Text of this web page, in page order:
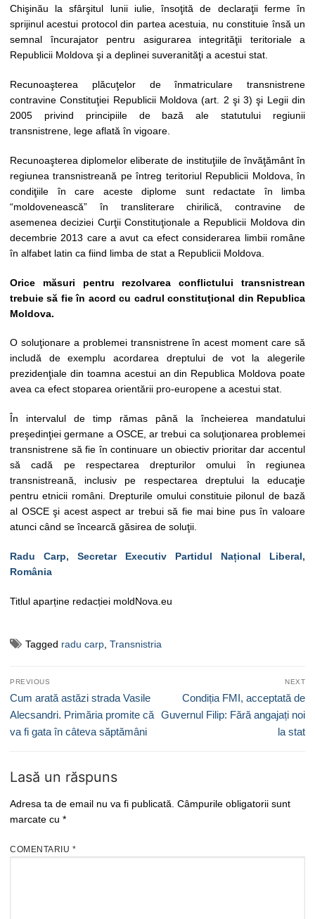
Chişinău la sfârşitul lunii iulie, însoţită de declaraţii ferme în
sprijinul acestui protocol din partea acestuia, nu constituie însă un
semnal încurajator pentru asigurarea integrităţii teritoriale a
Republicii Moldova şi a deplinei suveranităţi a acestui stat.
Recunoaşterea plăcuţelor de înmatriculare transnistrene
contravine Constituţiei Republicii Moldova (art. 2 şi 3) şi Legii din
2005 privind principiile de bază ale statutului regiunii
transnistrene, lege aflată în vigoare.
Recunoaşterea diplomelor eliberate de instituţiile de învăţământ în
regiunea transnistreană pe întreg teritoriul Republicii Moldova, în
condiţiile în care aceste diplome sunt redactate în limba
“moldovenească” în transliterare chirilică, contravine de
asemenea deciziei Curţii Constituţionale a Republicii Moldova din
decembrie 2013 care a avut ca efect considerarea limbii române
în alfabet latin ca fiind limba de stat a Republicii Moldova.
Orice măsuri pentru rezolvarea conflictului transnistrean
trebuie să fie în acord cu cadrul constituţional din Republica
Moldova.
O soluţionare a problemei transnistrene în acest moment care să
includă de exemplu acordarea dreptului de vot la alegerile
prezidenţiale din toamna acestui an din Republica Moldova poate
avea ca efect stoparea orientării pro-europene a acestui stat.
În intervalul de timp rămas până la încheierea mandatului
preşedinţiei germane a OSCE, ar trebui ca soluţionarea problemei
transnistrene să fie în continuare un obiectiv prioritar dar accentul
să cadă pe respectarea drepturilor omului în regiunea
transnistreană, inclusiv pe respectarea dreptului la educaţie
pentru etnicii români. Drepturile omului constituie pilonul de bază
al OSCE şi acest aspect ar trebui să fie mai bine pus în valoare
atunci când se încearcă găsirea de soluţii.
Radu Carp, Secretar Executiv Partidul Național Liberal,
România
Titlul aparține redacției moldNova.eu
Tagged radu carp, Transnistria
Navigare
în
articole
PREVIOUS
Previous
post:
Cum arată astăzi strada Vasile
Alecsandri. Primăria promite că
va fi gata în câteva săptămâni
NEXT
Next
post:
Condiția FMI, acceptată de
Guvernul Filip: Fără angajați noi
la stat
Lasă un răspuns
Adresa ta de email nu va fi publicată. Câmpurile obligatorii sunt
marcate cu *
COMENTARIU *